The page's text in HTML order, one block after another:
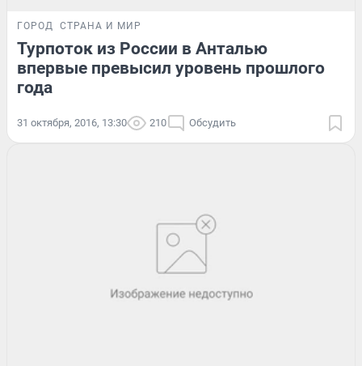
ГОРОД СТРАНА И МИР
Турпоток из России в Анталью
впервые превысил уровень прошлого
года
31 октября, 2016, 13:30 210 Обсудить